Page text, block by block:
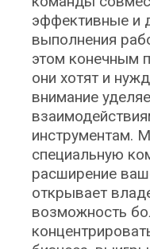
эффективные и
выполнения
этом конечным
они хотят и
внимание
инструментам.
специальную
расширение
открывает
возможность